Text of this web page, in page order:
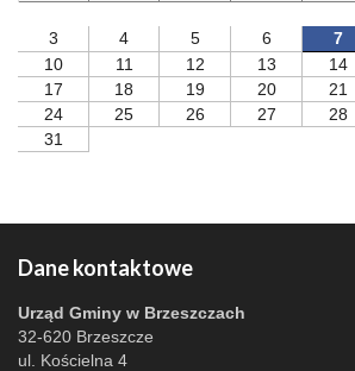
3
4 5 6 7
10
11 12 13 14
17
18 19 20 21
24
25 26 27 28
31
Dane kontaktowe
Urząd Gminy w Brzeszczach
32-620 Brzeszcze
ul. Kościelna 4